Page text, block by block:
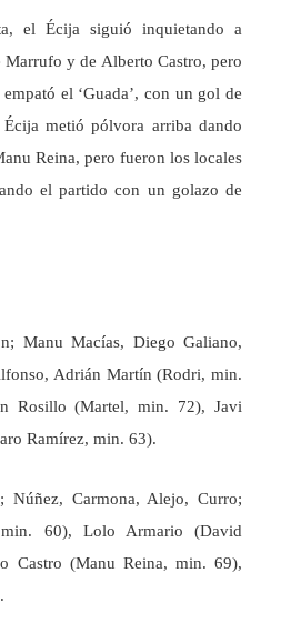
el Écija siguió inquietando a
Marrufo y de Alberto Castro, pero
el ‘Guada’, con un gol de
metió pólvora arriba dando
Reina, pero fueron los locales
el partido con un golazo de
Manu Macías, Diego Galiano,
Adrián Martín (Rodri, min.
Rosillo (Martel, min. 72), Javi
Ramírez, min. 63).
Núñez, Carmona, Alejo, Curro;
60), Lolo Armario (David
Castro (Manu Reina, min. 69),